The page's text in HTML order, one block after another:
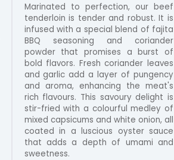
Marinated to perfection, our beef
tenderloin is tender and robust. It is
infused with a special blend of fajita
BBQ seasoning and coriander
powder that promises a burst of
bold flavors. Fresh coriander leaves
and garlic add a layer of pungency
and aroma, enhancing the meat's
rich flavours. This savoury delight is
stir-fried with a colourful medley of
mixed capsicums and white onion, all
coated in a luscious oyster sauce
that adds a depth of umami and
sweetness.